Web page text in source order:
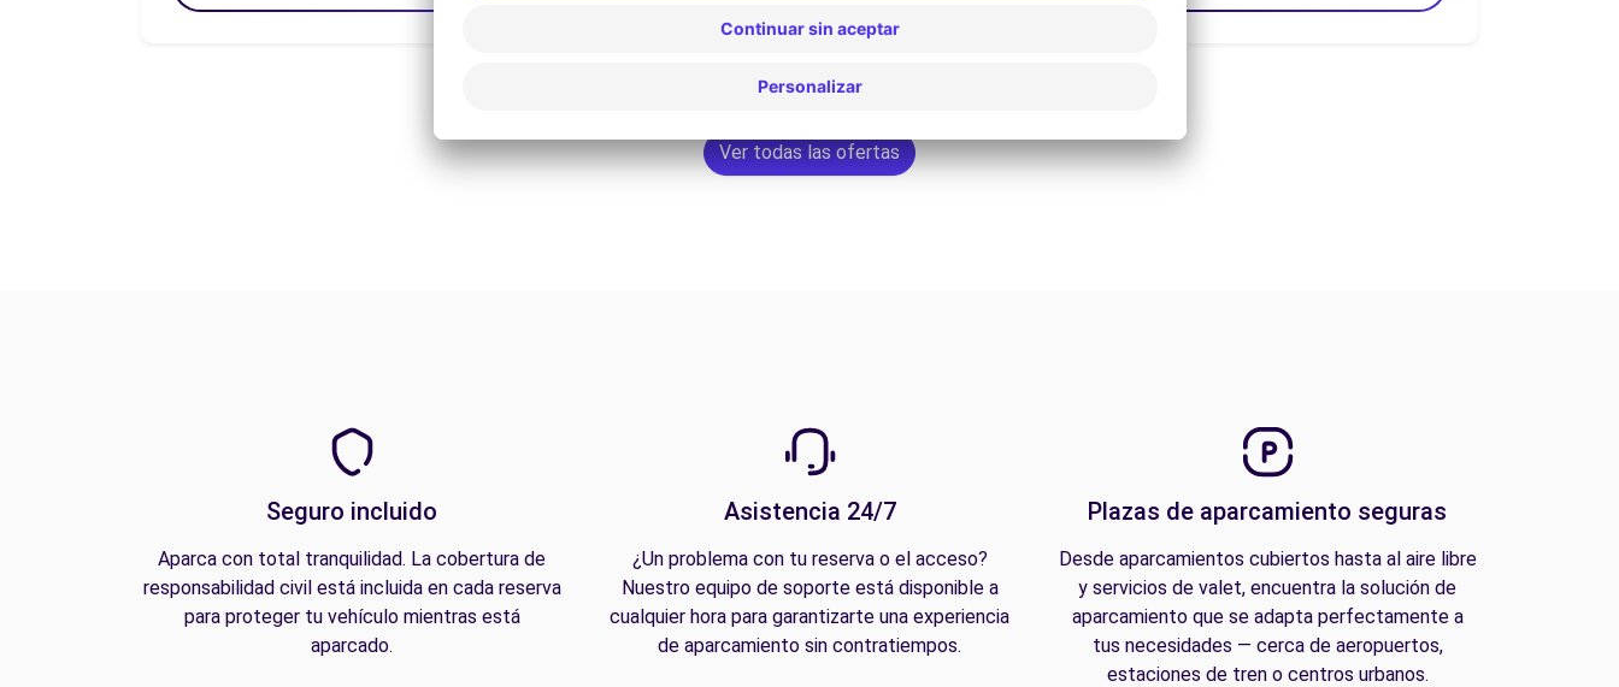
Ver todas las ofertas
Seguro incluido
Aparca con total tranquilidad. La cobertura de
responsabilidad civil está incluida en cada reserva
para proteger tu vehículo mientras está
aparcado.
Asistencia 24/7
¿Un problema con tu reserva o el acceso?
Nuestro equipo de soporte está disponible a
cualquier hora para garantizarte una experiencia
de aparcamiento sin contratiempos.
Plazas de aparcamiento seguras
Desde aparcamientos cubiertos hasta al aire libre
y servicios de valet, encuentra la solución de
aparcamiento que se adapta perfectamente a
tus necesidades — cerca de aeropuertos,
estaciones de tren o centros urbanos.